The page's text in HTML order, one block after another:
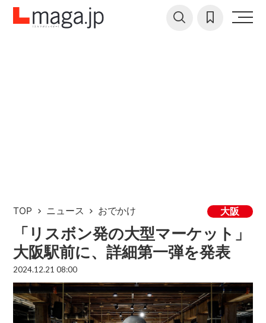
TOP ニュース おでかけ 大阪
「リスボン発の大型マーケット」
大阪駅前に、詳細第一弾を発表
2024.12.21 08:00